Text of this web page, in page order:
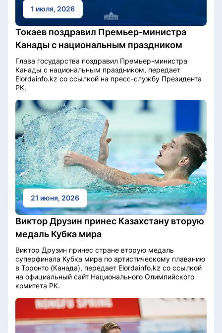
1 июля, 2026
Токаев поздравил Премьер-министра
Канады с национальным праздником
Глава государства поздравил Премьер-министра
Канады с национальным праздником, передает
Elordainfo.kz со ссылкой на пресс-службу Президента
РК.
21 июня, 2026
Виктор Друзин принес Казахстану вторую
медаль Кубка мира
Виктор Друзин принес стране вторую медаль
суперфинала Кубка мира по артистическому плаванию
в Торонто (Канада), передает Elordainfo.kz со ссылкой
на официальный сайт Национального Олимпийского
комитета РК.